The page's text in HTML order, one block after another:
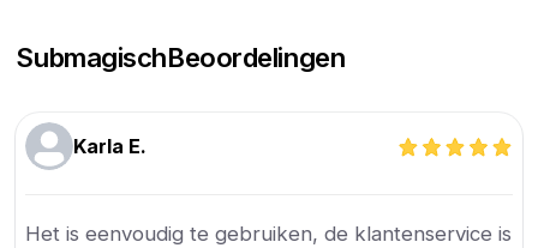
SubmagischBeoordelingen
Karla E.
Het is eenvoudig te gebruiken, de klantenservice is